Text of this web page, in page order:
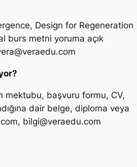
Design for Regeneration
burs metni yoruma açık
mektubu, başvuru formu, CV,
dair belge, diploma veya
, bilgi@veraedu.com